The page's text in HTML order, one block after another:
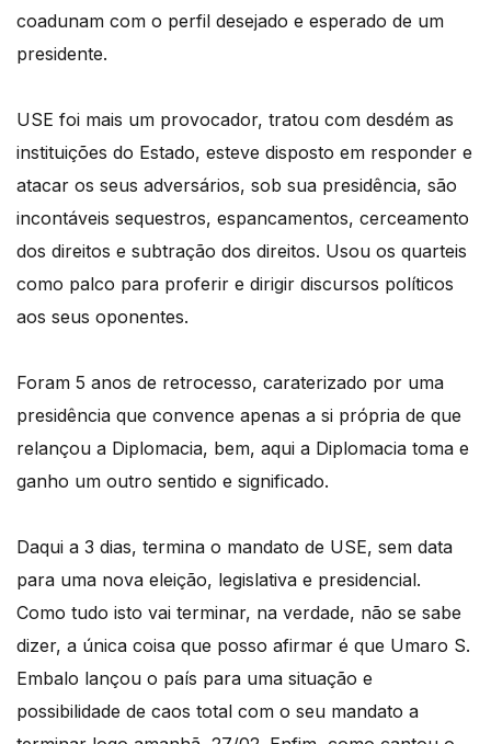
coadunam com o perfil desejado e esperado de um
presidente.
USE foi mais um provocador, tratou com desdém as
instituições do Estado, esteve disposto em responder e
atacar os seus adversários, sob sua presidência, são
incontáveis sequestros, espancamentos, cerceamento
dos direitos e subtração dos direitos. Usou os quarteis
como palco para proferir e dirigir discursos políticos
aos seus oponentes.
Foram 5 anos de retrocesso, caraterizado por uma
presidência que convence apenas a si própria de que
relançou a Diplomacia, bem, aqui a Diplomacia toma e
ganho um outro sentido e significado.
Daqui a 3 dias, termina o mandato de USE, sem data
para uma nova eleição, legislativa e presidencial.
Como tudo isto vai terminar, na verdade, não se sabe
dizer, a única coisa que posso afirmar é que Umaro S.
Embalo lançou o país para uma situação e
possibilidade de caos total com o seu mandato a